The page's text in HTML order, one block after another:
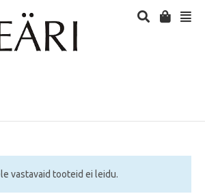
vastavaid tooteid ei leidu.